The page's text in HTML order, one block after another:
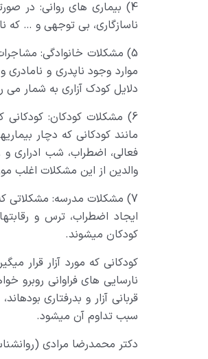
4) بیماری های روانی: در
ناسازگاری، بی توجهی و … که
5) مشکلات خانوادگی:
موارد وجود ناپدری و
دلایل کودک آزاری به شمار می
6) مشکلات کودکان: کودکانی
مانند کودکانی که دچار
فعالی، اضطراب، شب ادراری
والدین از این مشکلات اغلب
7) مشکلات مدرسه: مشکلاتی
ایجاد اضطراب، ترس و
کودکان می­شوند.
کودکانی که مورد آزار قرار
نارسایی های فراوانی روبرو
قربانی آزار و بدرفتاری
سبب تداوم آن می­شود.
دکتر محمدرضا مرادی